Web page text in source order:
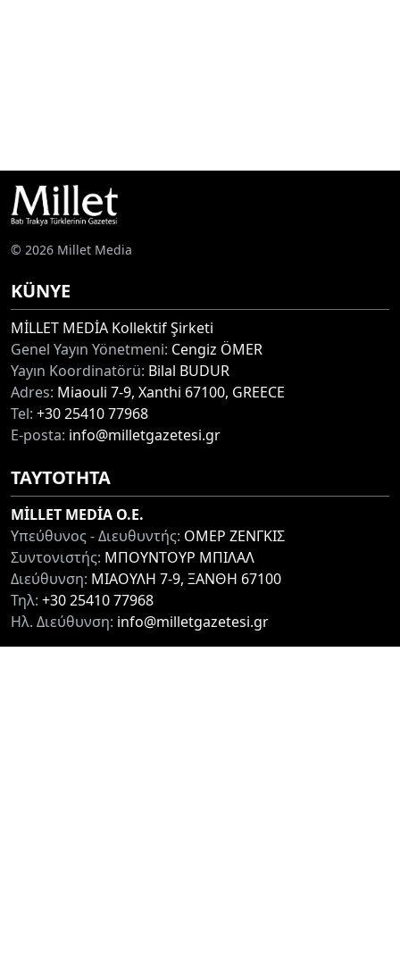
© 2026 Millet Media
KÜNYE
MİLLET MEDİA Kollektif Şirketi
Genel Yayın Yönetmeni: Cengiz ÖMER
Yayın Koordinatörü: Bilal BUDUR
Adres: Miaouli 7-9, Xanthi 67100, GREECE
Tel: +30 25410 77968
E-posta: info@milletgazetesi.gr
ΤΑΥΤΟΤΗΤΑ
MİLLET MEDİA O.E.
Υπεύθυνος - Διευθυντής: ΟΜΕΡ ΖΕΝΓΚΙΣ
Συντονιστής: ΜΠΟΥΝΤΟΥΡ ΜΠΙΛΑΛ
Διεύθυνση: ΜΙΑΟΥΛΗ 7-9, ΞΑΝΘΗ 67100
Τηλ: +30 25410 77968
Ηλ. Διεύθυνση: info@milletgazetesi.gr